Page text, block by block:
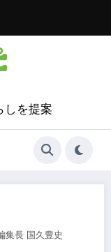
しを提案
集長 国久豊史